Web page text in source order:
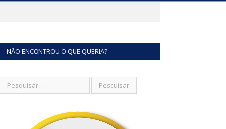
NÃO ENCONTROU O QUE QUERIA?